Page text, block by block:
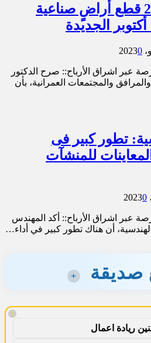
الإسكان: تسليم 205 قطع أراضٍ صناعية
الجديدة
0
عبر اشراق الأرباح:: صرح الدكتور
والمجتمعات العمرانية، بأن
تطور كبير فى
للمنشآت
0
عبر اشراق الأرباح:: أكد المهندس
أن هناك تطور كبير في أداء…
صديقة +
!
ريادة اعمال